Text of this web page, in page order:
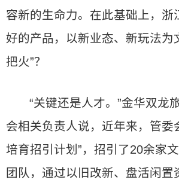
容新的生命力。在此基础上，浙
好的产品，以新业态、新玩法为
把火”？
“关键还是人才。”金华双龙
会相关负责人说，近年来，管委
培育招引计划”，招引了20余家
团队，通过以旧改新、盘活闲置